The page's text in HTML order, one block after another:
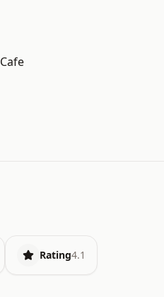
Cafe
Rating4.1